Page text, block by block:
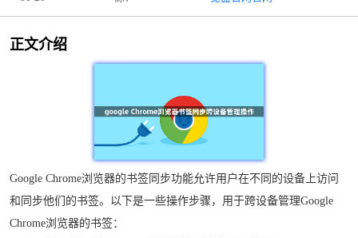
正文介绍
Google Chrome浏览器的书签同步功能允许用户在不同的设备上访问
和同步他们的书签。以下是一些操作步骤，用于跨设备管理Google
Chrome浏览器的书签：